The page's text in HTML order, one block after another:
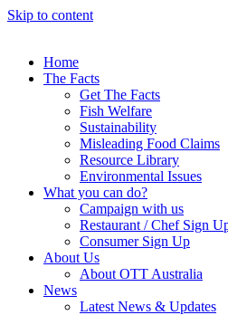
Skip to content
Home
The Facts
Get The Facts
Fish Welfare
Sustainability
Misleading Food Claims
Resource Library
Environmental Issues
What you can do?
Campaign with us
Restaurant / Chef Sign
Consumer Sign Up
About Us
About OTT Australia
News
Latest News & Updates